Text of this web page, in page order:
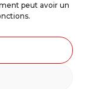
peut avoir un